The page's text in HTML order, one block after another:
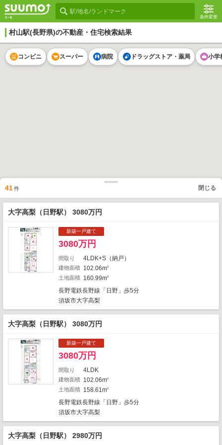
条件変更
村山駅(長野県)の不動産・住宅検索結果
コンビニ スーパー 病院 ドラッグストア・薬局 小学
41件 閉じる
大字高梨（日野駅） 3080万円
新築一戸建て
3080万円
間取り 4LDK+S（納戸）
建物面積 102.06m2
土地面積 160.99m2
長野電鉄長野線「日野」歩5分
須坂市大字高梨
大字高梨（日野駅） 3080万円
新築一戸建て
3080万円
間取り 4LDK
建物面積 102.06m2
土地面積 158.61m2
長野電鉄長野線「日野」歩5分
須坂市大字高梨
大字高梨（日野駅） 2980万円